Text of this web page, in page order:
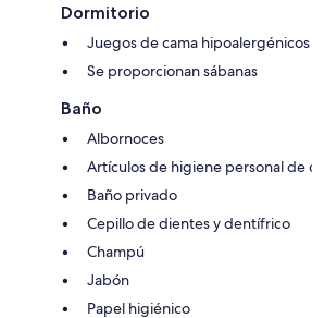
Dormitorio
Juegos de cama hipoalergénicos
Se proporcionan sábanas
Baño
Albornoces
Artículos de higiene personal de
Baño privado
Cepillo de dientes y dentífrico
Champú
Jabón
Papel higiénico